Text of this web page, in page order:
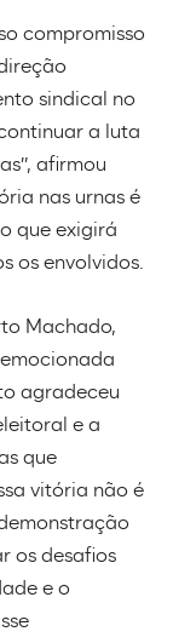
compromisso
sindical no
a luta
afirmou
nas urnas é
que exigirá
os envolvidos.
Machado,
agradeceu
e a
que
vitória não é
os desafios
e o